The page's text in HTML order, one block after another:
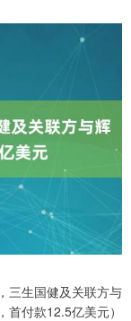
三生国健及关联方与
首付款12.5亿美元）